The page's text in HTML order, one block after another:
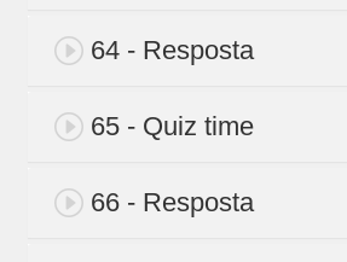
64 - Resposta
65 - Quiz time
66 - Resposta